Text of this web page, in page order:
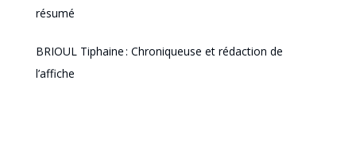
résumé
BRIOUL Tiphaine : Chroniqueuse et rédaction de
l’affiche